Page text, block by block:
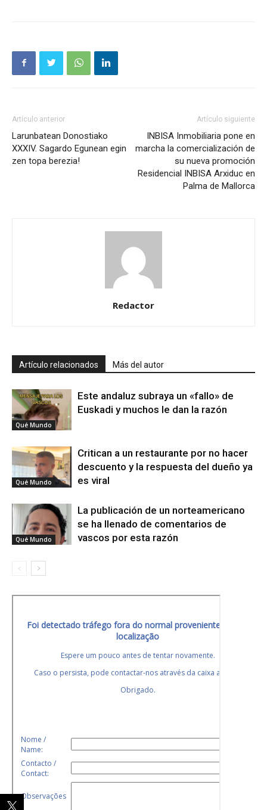
Artículo anterior
Larunbatean Donostiako
XXXIV. Sagardo Egunean egin
zen topa berezia!
Artículo siguiente
INBISA Inmobiliaria pone en
marcha la comercialización de
su nueva promoción
Residencial INBISA Arxiduc en
Palma de Mallorca
Redactor
Artículo relacionados Más del autor
Qué Mundo
Este andaluz subraya un «fallo» de
Euskadi y muchos le dan la razón
Qué Mundo
Critican a un restaurante por no hacer
descuento y la respuesta del dueño ya
es viral
Qué Mundo
La publicación de un norteamericano
se ha llenado de comentarios de
vascos por esta razón